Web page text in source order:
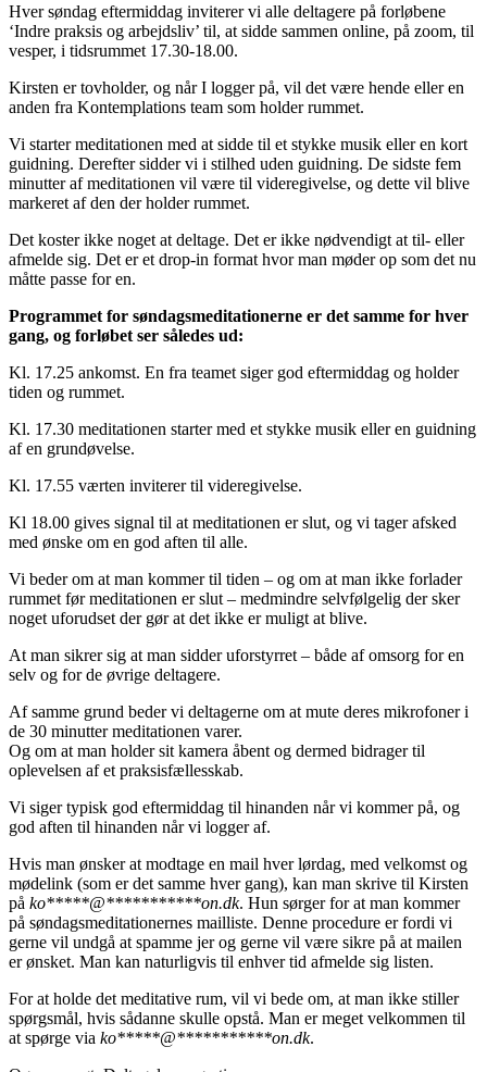
Hver søndag eftermiddag inviterer vi alle deltagere på forløbene
‘Indre praksis og arbejdsliv’ til, at sidde sammen online, på zoom, til
vesper, i tidsrummet 17.30-18.00.
Kirsten er tovholder, og når I logger på, vil det være hende eller en
anden fra Kontemplations team som holder rummet.
Vi starter meditationen med at sidde til et stykke musik eller en kort
guidning. Derefter sidder vi i stilhed uden guidning. De sidste fem
minutter af meditationen vil være til videregivelse, og dette vil blive
markeret af den der holder rummet.
Det koster ikke noget at deltage. Det er ikke nødvendigt at til- eller
afmelde sig. Det er et drop-in format hvor man møder op som det nu
måtte passe for en.
Programmet for søndagsmeditationerne er det samme for hver
gang, og forløbet ser således ud:
Kl. 17.25 ankomst. En fra teamet siger god eftermiddag og holder
tiden og rummet.
Kl. 17.30 meditationen starter med et stykke musik eller en guidning
af en grundøvelse.
Kl. 17.55 værten inviterer til videregivelse.
Kl 18.00 gives signal til at meditationen er slut, og vi tager afsked
med ønske om en god aften til alle.
Vi beder om at man kommer til tiden – og om at man ikke forlader
rummet før meditationen er slut – medmindre selvfølgelig der sker
noget uforudset der gør at det ikke er muligt at blive.
At man sikrer sig at man sidder uforstyrret – både af omsorg for en
selv og for de øvrige deltagere.
Af samme grund beder vi deltagerne om at mute deres mikrofoner i
de 30 minutter meditationen varer.
Og om at man holder sit kamera åbent og dermed bidrager til
oplevelsen af et praksisfællesskab.
Vi siger typisk god eftermiddag til hinanden når vi kommer på, og
god aften til hinanden når vi logger af.
Hvis man ønsker at modtage en mail hver lørdag, med velkomst og
mødelink (som er det samme hver gang), kan man skrive til Kirsten
på ko*****@***********on.dk. Hun sørger for at man kommer
på søndagsmeditationernes mailliste. Denne procedure er fordi vi
gerne vil undgå at spamme jer og gerne vil være sikre på at mailen
er ønsket. Man kan naturligvis til enhver tid afmelde sig listen.
For at holde det meditative rum, vil vi bede om, at man ikke stiller
spørgsmål, hvis sådanne skulle opstå. Man er meget velkommen til
at spørge via ko*****@***********on.dk.